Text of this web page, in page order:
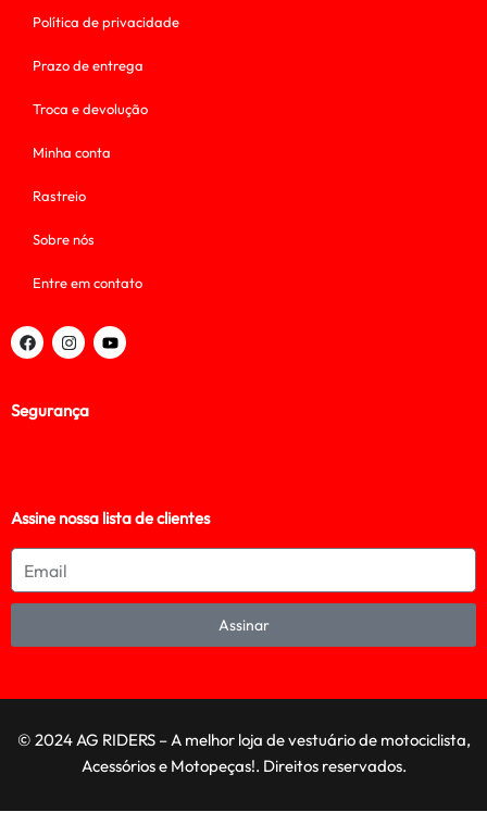
Política de privacidade
Prazo de entrega
Troca e devolução
Minha conta
Rastreio
Sobre nós
Entre em contato
Segurança
Assine nossa lista de clientes
Assinar
© 2024 AG RIDERS – A melhor loja de vestuário de motociclista,
Acessórios e Motopeças!. Direitos reservados.